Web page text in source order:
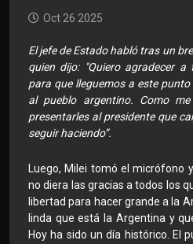
Oct 26 2025
El jefe de Estado habló tras un
quien dijo: "Quiero agradecer
para que lleguemos a este
al pueblo argentino. Como
presentarles al presidente que
seguir haciendo”.
Luego, Milei tomó el micrófono
no diera las gracias a todos los
libertad para hacer grande a la
linda que está la Argentina y
Hoy ha sido un día histórico. El